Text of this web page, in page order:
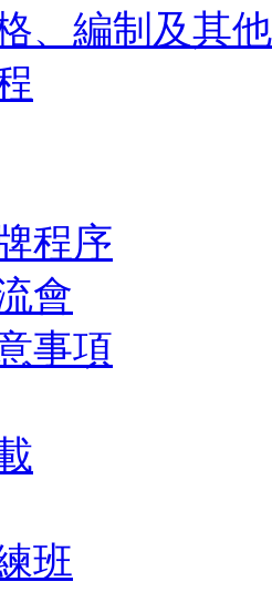
、編制及其
程序
會
事項
班